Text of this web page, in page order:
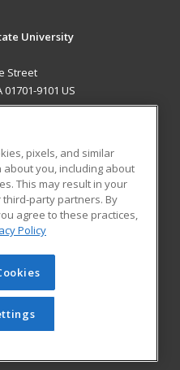
University
Street
9101 US
Student Blog
Learning. All rights
cannot be reproduced or
obtained prior written
Learning.Privacy Policy
pixels, and similar
you, including about
This may result in your
party partners. By
agree to these practices,
Policy